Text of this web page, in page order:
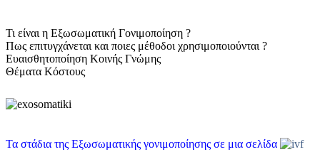
Τι είναι η Εξωσωματική Γονιμοποίηση ?
Πως επιτυγχάνεται και ποιες μέθοδοι χρησιμοποιούνται ?
Ευαισθητοποίηση Κοινής Γνώμης
Θέματα Κόστους
Τα στάδια της Εξωσωματικής γονιμοποίησης σε μια σελίδα